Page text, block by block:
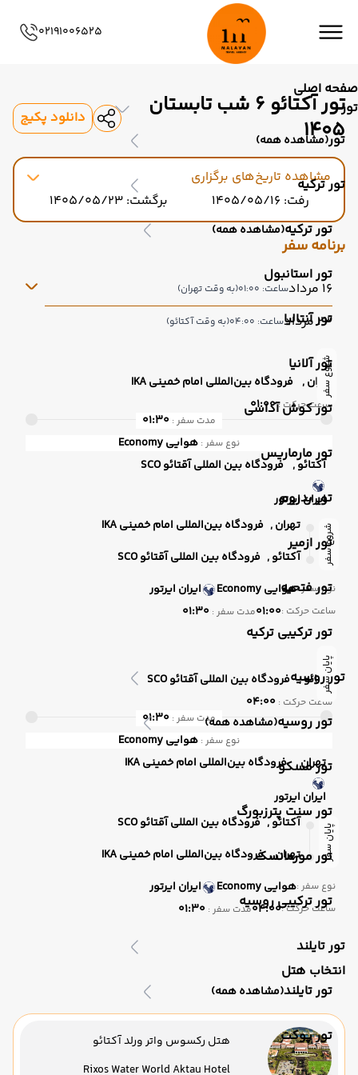
صفحه اصلی
تور
تور(مشاهده همه)
تور ترکیه
تور ترکیه(مشاهده همه)
تور استانبول
تور آنتالیا
تور آلانیا
تور کوش آداسی
تور مارماریس
تور بدروم
تور ازمیر
تور فتحیه
تور ترکیبی ترکیه
تور روسیه
تور روسیه(مشاهده همه)
تور مسکو
تور سنت پترزبورگ
تور مورمانسک
تور ترکیبی روسیه
تور تایلند
تور تایلند(مشاهده همه)
تور پوکت
02191006525
تور آکتائو 6 شب تابستان
1405
دانلود پکیج
مشاهده تاریخ‌های برگزاری
رفت: 1405/05/16
برگشت: 1405/05/23
برنامه سفر
16 مرداد ساعت: 01:00 (به وقت تهران)
23 مرداد ساعت: 04:00 (به وقت آکتائو)
شروع سفر
تهران , فرودگاه بین‌المللی امام خمینی IKA
ساعت حرکت :01:00
مدت سفر : 01:30
نوع سفر : هوایی
آکتائو , فرودگاه بین المللی آقتائو SCO
ایران ایرتور
شروع سفر تهران , فرودگاه بین‌المللی امام خمینی IKA
آکتائو , فرودگاه بین المللی آقتائو SCO
نوع سفر :هوایی ایران ایرتور
ساعت حرکت :01:00مدت سفر : 01:30
پایان سفر
آکتائو , فرودگاه بین المللی آقتائو SCO
ساعت حرکت : 04:00
مدت سفر : 01:30
نوع سفر : هوایی
تهران , فرودگاه بین‌المللی امام خمینی IKA
ایران ایرتور
پایان سفر آکتائو , فرودگاه بین المللی آقتائو SCO
تهران , فرودگاه بین‌المللی امام خمینی IKA
نوع سفر :هوایی ایران ایرتور
ساعت حرکت :04:00مدت سفر : 01:30
انتخاب هتل
هتل رکسوس واتر ورلد آکتائو
Rixos Water World Aktau Hotel